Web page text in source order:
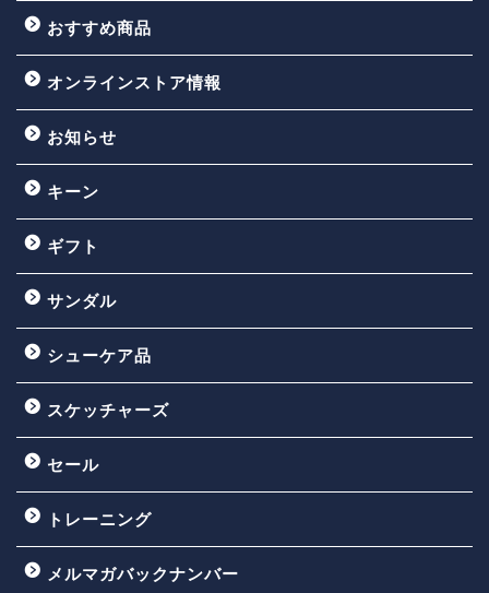
おすすめ商品
オンラインストア情報
お知らせ
キーン
ギフト
サンダル
シューケア品
スケッチャーズ
セール
トレーニング
メルマガバックナンバー